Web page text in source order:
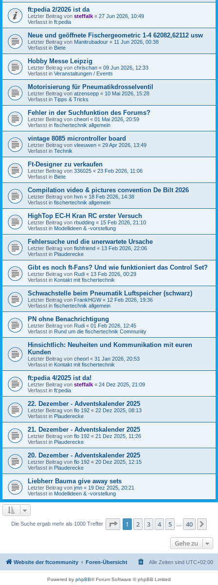
ft:pedia 2/2026 ist da
Letzter Beitrag von steffalk « 27 Jun 2026, 10:49
Verfasst in ft:pedia
Neue und geöffnete Fischergeometric 1-4 62082,62112 usw
Letzter Beitrag von Manitrubadour « 11 Jun 2026, 00:38
Verfasst in Biete
Hobby Messe Leipzig
Letzter Beitrag von chrischan « 09 Jun 2026, 12:33
Verfasst in Veranstaltungen / Events
Motorisierung für Pneumatikdrosselventil
Letzter Beitrag von atzensepp « 10 Mai 2026, 15:28
Verfasst in Tipps & Tricks
Fehler in der Suchfunktion des Forums?
Letzter Beitrag von cheorl « 01 Mai 2026, 20:59
Verfasst in fischertechnik allgemein
vintage 8085 microntroller board
Letzter Beitrag von vleeuwen « 29 Apr 2026, 13:49
Verfasst in Technik
Ft-Designer zu verkaufen
Letzter Beitrag von 336025 « 23 Feb 2026, 11:06
Verfasst in Biete
Compilation video & pictures convention De Bilt 2026
Letzter Beitrag von hvn « 18 Feb 2026, 14:38
Verfasst in fischertechnik allgemein
HighTop EC-H Kran RC erster Versuch
Letzter Beitrag von rbudding « 15 Feb 2026, 21:10
Verfasst in Modellideen & -vorstellung
Fehlersuche und die unerwartete Ursache
Letzter Beitrag von fishfriend « 13 Feb 2026, 22:06
Verfasst in Plauderecke
Gibt es noch ft-Fans? Und wie funktioniert das Control Set?
Letzter Beitrag von Rudi « 13 Feb 2026, 00:29
Verfasst in Kontakt mit fischertechnik
Schwachstelle beim Pneumatik Luftspeicher (schwarz)
Letzter Beitrag von FrankHGW« 12 Feb 2026, 19:36
Verfasst in fischertechnik allgemein
PN ohne Benachrichtigung
Letzter Beitrag von Rudi « 01 Feb 2026, 12:45
Verfasst in Rund um die fischertechnik Community
Hinsichtlich: Neuheiten und Kommunikation mit euren
Kunden
Letzter Beitrag von cheorl « 31 Jan 2026, 20:53
Verfasst in Kontakt mit fischertechnik
ft:pedia 4/2025 ist da!
Letzter Beitrag von steffalk « 24 Dez 2025, 21:09
Verfasst in ft:pedia
22. Dezember - Adventskalender 2025
Letzter Beitrag von flo 192 « 22 Dez 2025, 08:13
Verfasst in Plauderecke
21. Dezember - Adventskalender 2025
Letzter Beitrag von flo 192 « 21 Dez 2025, 11:26
Verfasst in Plauderecke
20. Dezember - Adventskalender 2025
Letzter Beitrag von flo 192 « 20 Dez 2025, 12:15
Verfasst in Plauderecke
Liebherr Bauma give away sets
Letzter Beitrag von jmn « 19 Dez 2025, 20:21
Verfasst in Modellideen & -vorstellung
Die Suche ergab mehr als 1000 Treffer Seite 1von 40
1 2 3 4 5 40
Gehe zu
Website der ftcommunity Foren-Übersicht Alle Zeiten sind UTC+02:00
Powered by phpBB® Forum Software © phpBB Limited